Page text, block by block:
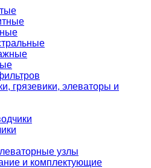
грязевики, элеваторы и
узлы
и комплектующие